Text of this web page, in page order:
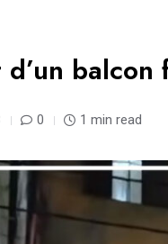
0 1 min read